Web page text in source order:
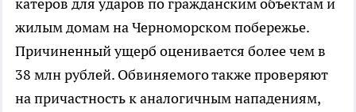
катеров для ударов по гражданским объектам и
жилым домам на Черноморском побережье.
Причиненный ущерб оценивается более чем в
38 млн рублей. Обвиняемого также проверяют
на причастность к аналогичным нападениям,